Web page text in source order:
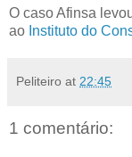
O caso Afinsa
ao Instituto do
Peliteiro at 22:45
1 comentário: